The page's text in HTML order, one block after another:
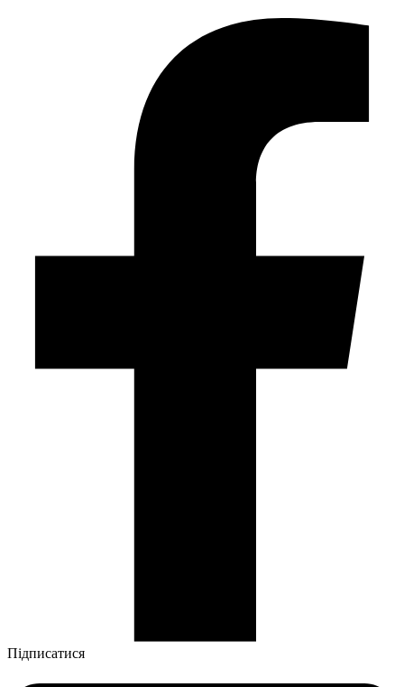
Підписатися